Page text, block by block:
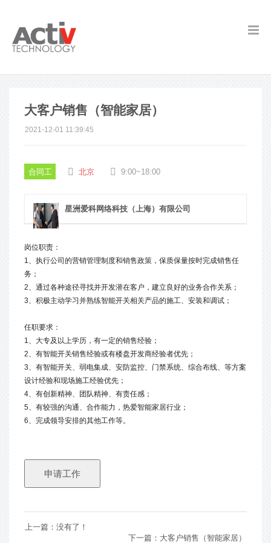
大客户销售（智能家居）
2021-12-01 11:39:45
合同工 北京 9:00~18:00
星洲爱科网络科技（上海）有限公司
岗位职责：
1、执行公司的营销管理制度和销售政策，保质保量按时完成销售任
务；
2、通过各种途径寻找并开发潜在客户，建立良好的业务合作关系；
3、积极主动学习并熟练智能开关相关产品的施工、安装和调试；
任职要求：
1、大专及以上学历，有一定的销售经验；
2、有智能开关销售经验或有楼盘开发商经验者优先；
3、有智能开关、弱电集成、安防监控、门禁系统、综合布线、等方案
设计经验和现场施工经验优先；
4、有创新精神、团队精神、有责任感；
5、有较强的沟通、合作能力，热爱智能家居行业；
6、完成领导安排的其他工作等。
上一篇：没有了！
下一篇： 大客户销售（智能家居）